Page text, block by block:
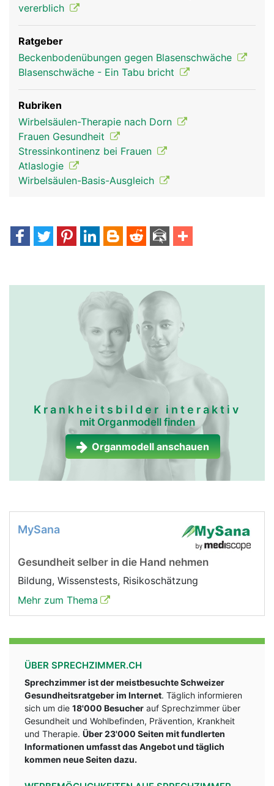
vererblich
Ratgeber
Beckenbodenübungen gegen Blasenschwäche
Blasenschwäche - Ein Tabu bricht
Rubriken
Wirbelsäulen-Therapie nach Dorn
Frauen Gesundheit
Stressinkontinenz bei Frauen
Atlaslogie
Wirbelsäulen-Basis-Ausgleich
Krankheitsbilder interaktiv
mit Organmodell finden
Organmodell anschauen
MySana
Gesundheit selber in die Hand nehmen
Bildung, Wissenstests, Risikoschätzung
Mehr zum Thema
ÜBER SPRECHZIMMER.CH
Sprechzimmer ist der meistbesuchte Schweizer
Gesundheitsratgeber im Internet. Täglich informieren
sich um die 18'000 Besucher auf Sprechzimmer über
Gesundheit und Wohlbefinden, Prävention, Krankheit
und Therapie. Über 23'000 Seiten mit fundlerten
Informationen umfasst das Angebot und täglich
kommen neue Seiten dazu.